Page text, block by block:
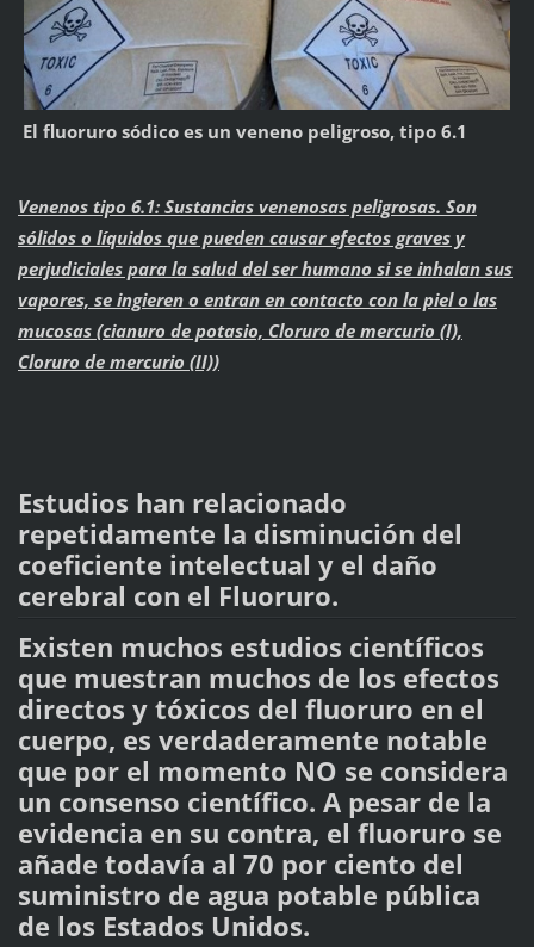
El fluoruro sódico es un veneno peligroso, tipo 6.1
Venenos tipo 6.1: Sustancias venenosas peligrosas. Son
sólidos o líquidos que pueden causar efectos graves y
perjudiciales para la salud del ser humano si se inhalan sus
vapores, se ingieren o entran en contacto con la piel o las
mucosas (cianuro de potasio, Cloruro de mercurio (I),
Cloruro de mercurio (II))
Estudios han relacionado
repetidamente la disminución del
coeficiente intelectual y el daño
cerebral con el Fluoruro.
Existen muchos estudios científicos
que muestran muchos de los efectos
directos y tóxicos del fluoruro en el
cuerpo, es verdaderamente notable
que por el momento NO se considera
un consenso científico. A pesar de la
evidencia en su contra, el fluoruro se
añade todavía al 70 por ciento del
suministro de agua potable pública
de los Estados Unidos.